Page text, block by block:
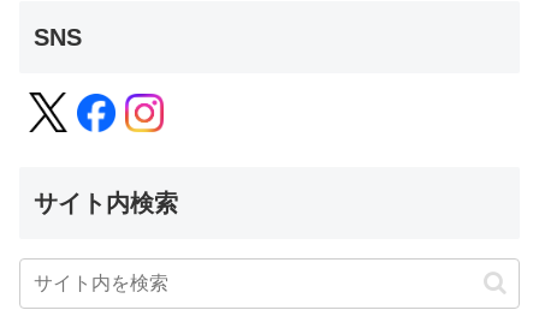
SNS
サイト内検索